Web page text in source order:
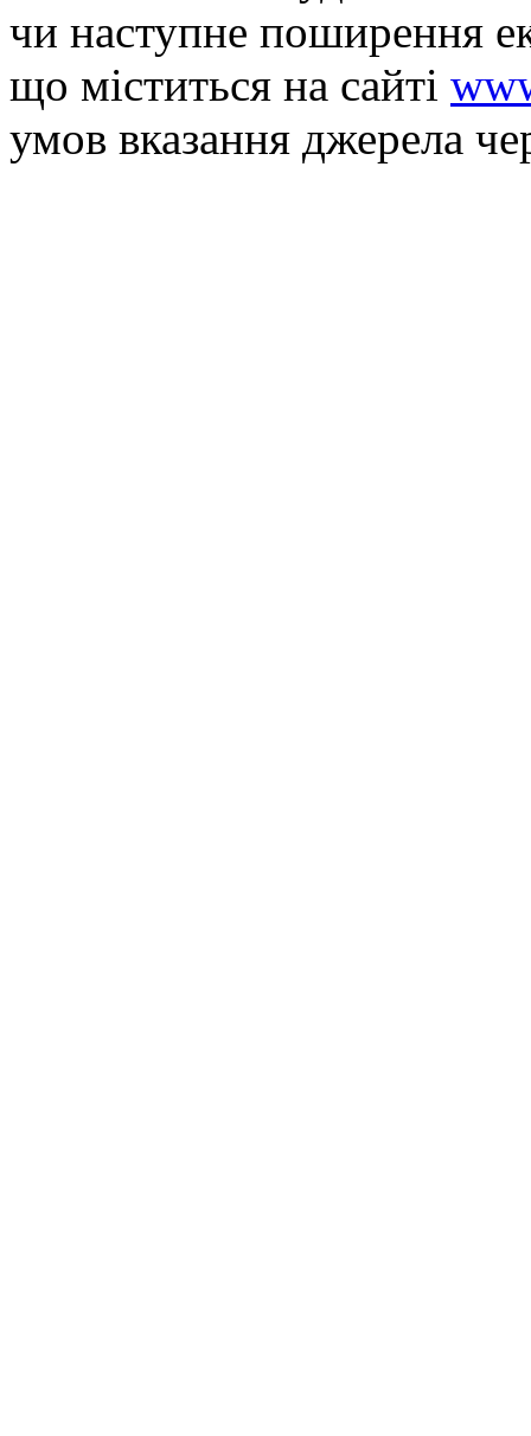
чи наступне поширення
що мiститься на сайті
умов вказання джерела